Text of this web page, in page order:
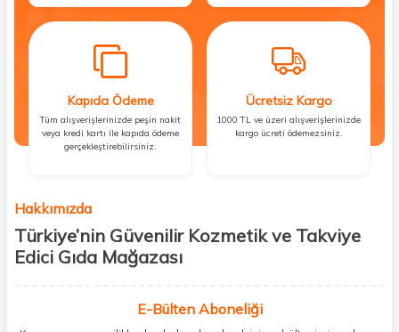
Kapıda Ödeme
Tüm alışverişlerinizde peşin nakit
veya kredi kartı ile kapıda ödeme
gerçekleştirebilirsiniz.
Ücretsiz Kargo
1000 TL ve üzeri alışverişlerinizde
kargo ücreti ödemezsiniz.
Hakkımızda
Türkiye’nin Güvenilir Kozmetik ve Takviye
Edici Gıda Mağazası
kişisel bakım hem de takviye edici gıda ürünlerini sizlerle
buluşturuyoruz. Artık mağaza mağaza dolaşmanıza gerek yok;
E-Bülten Aboneliği